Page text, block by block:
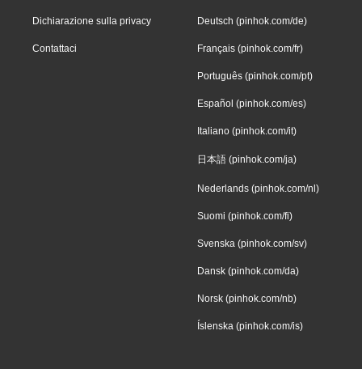
Dichiarazione sulla privacy
Contattaci
Deutsch (pinhok.com/de)
Français (pinhok.com/fr)
Português (pinhok.com/pt)
Español (pinhok.com/es)
Italiano (pinhok.com/it)
日本語 (pinhok.com/ja)
Nederlands (pinhok.com/nl)
Suomi (pinhok.com/fi)
Svenska (pinhok.com/sv)
Dansk (pinhok.com/da)
Norsk (pinhok.com/nb)
Íslenska (pinhok.com/is)